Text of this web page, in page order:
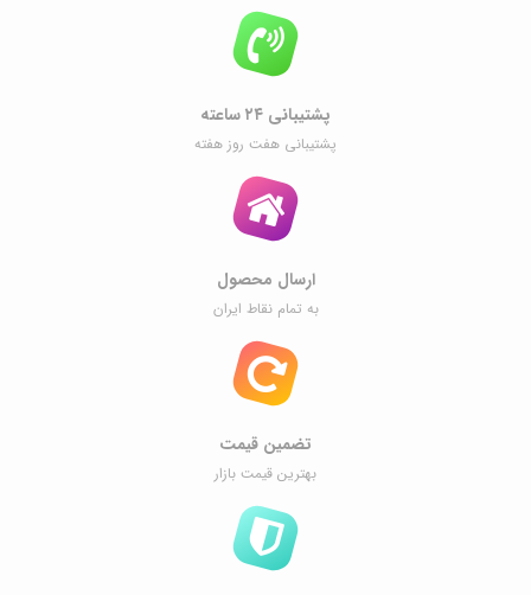
پشتیبانی ۲۴ ساعته
پشتیبانی هفت روز هفته
ارسال محصول
به تمام نقاط ایران
تضمین قیمت
بهترین قیمت بازار